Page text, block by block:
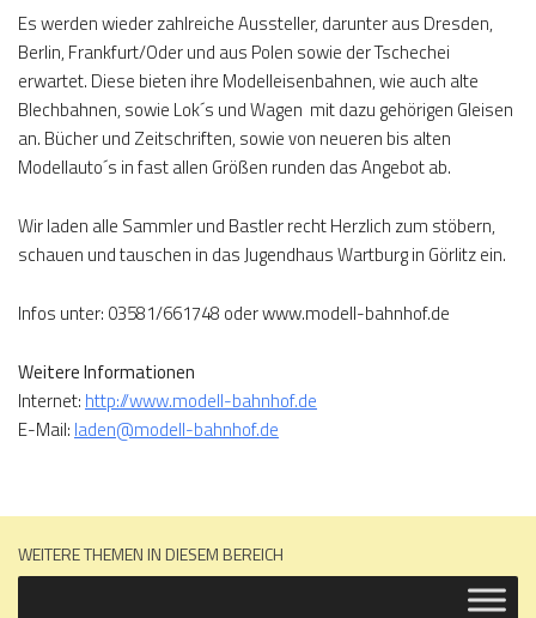
Es werden wieder zahlreiche Aussteller, darunter aus Dresden,
Berlin, Frankfurt/Oder und aus Polen sowie der Tschechei
erwartet. Diese bieten ihre Modelleisenbahnen, wie auch alte
Blechbahnen, sowie Lok´s und Wagen mit dazu gehörigen Gleisen
an. Bücher und Zeitschriften, sowie von neueren bis alten
Modellauto´s in fast allen Größen runden das Angebot ab.
Wir laden alle Sammler und Bastler recht Herzlich zum stöbern,
schauen und tauschen in das Jugendhaus Wartburg in Görlitz ein.
Infos unter: 03581/661748 oder www.modell-bahnhof.de
Weitere Informationen
Internet: http://www.modell-bahnhof.de
E-Mail: laden@modell-bahnhof.de
WEITERE THEMEN IN DIESEM BEREICH